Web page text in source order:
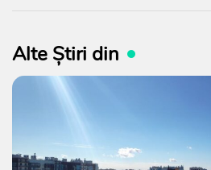
Alte Știri din